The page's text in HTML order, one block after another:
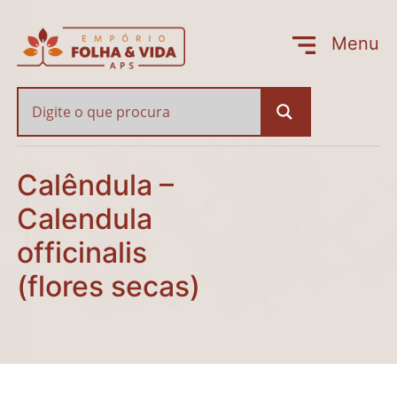
Menu
Fechar
Calêndula –
Calêndula –
Calendula
officinalis
(flores secas)